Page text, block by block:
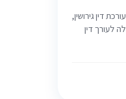
דין גירושין,
לעורך דין